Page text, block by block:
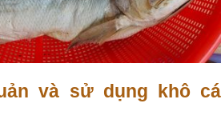
và sử dụng khô cá